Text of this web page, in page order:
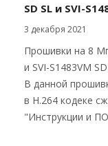
SD SL и SVI-
3 декабря 2021
Прошивки на 8
и SVI-S1483VM
В данной
в H.264 кодеке
"Инструкции и